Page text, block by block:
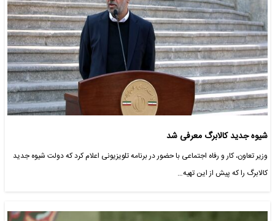
شیوه جدید کالابرگ معرفی شد
وزیر تعاون، کار و رفاه اجتماعی با حضور در برنامه تلویزیونی اعلام کرد که دولت شیوه جدید
کالابرگ را که پیش از این تهیه…